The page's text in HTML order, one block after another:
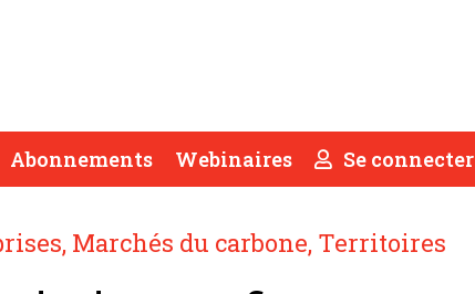
Abonnements Webinaires Se connecter
, Marchés du carbone, Territoires